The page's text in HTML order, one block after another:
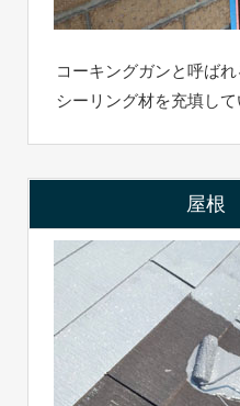
コーキングガンと呼ば
シーリング材を充填して
屋根